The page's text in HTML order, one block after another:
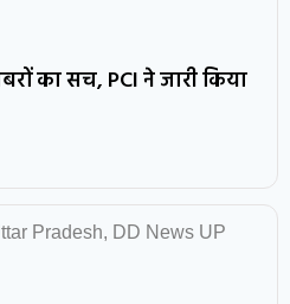
का सच, PCI ने जारी किया